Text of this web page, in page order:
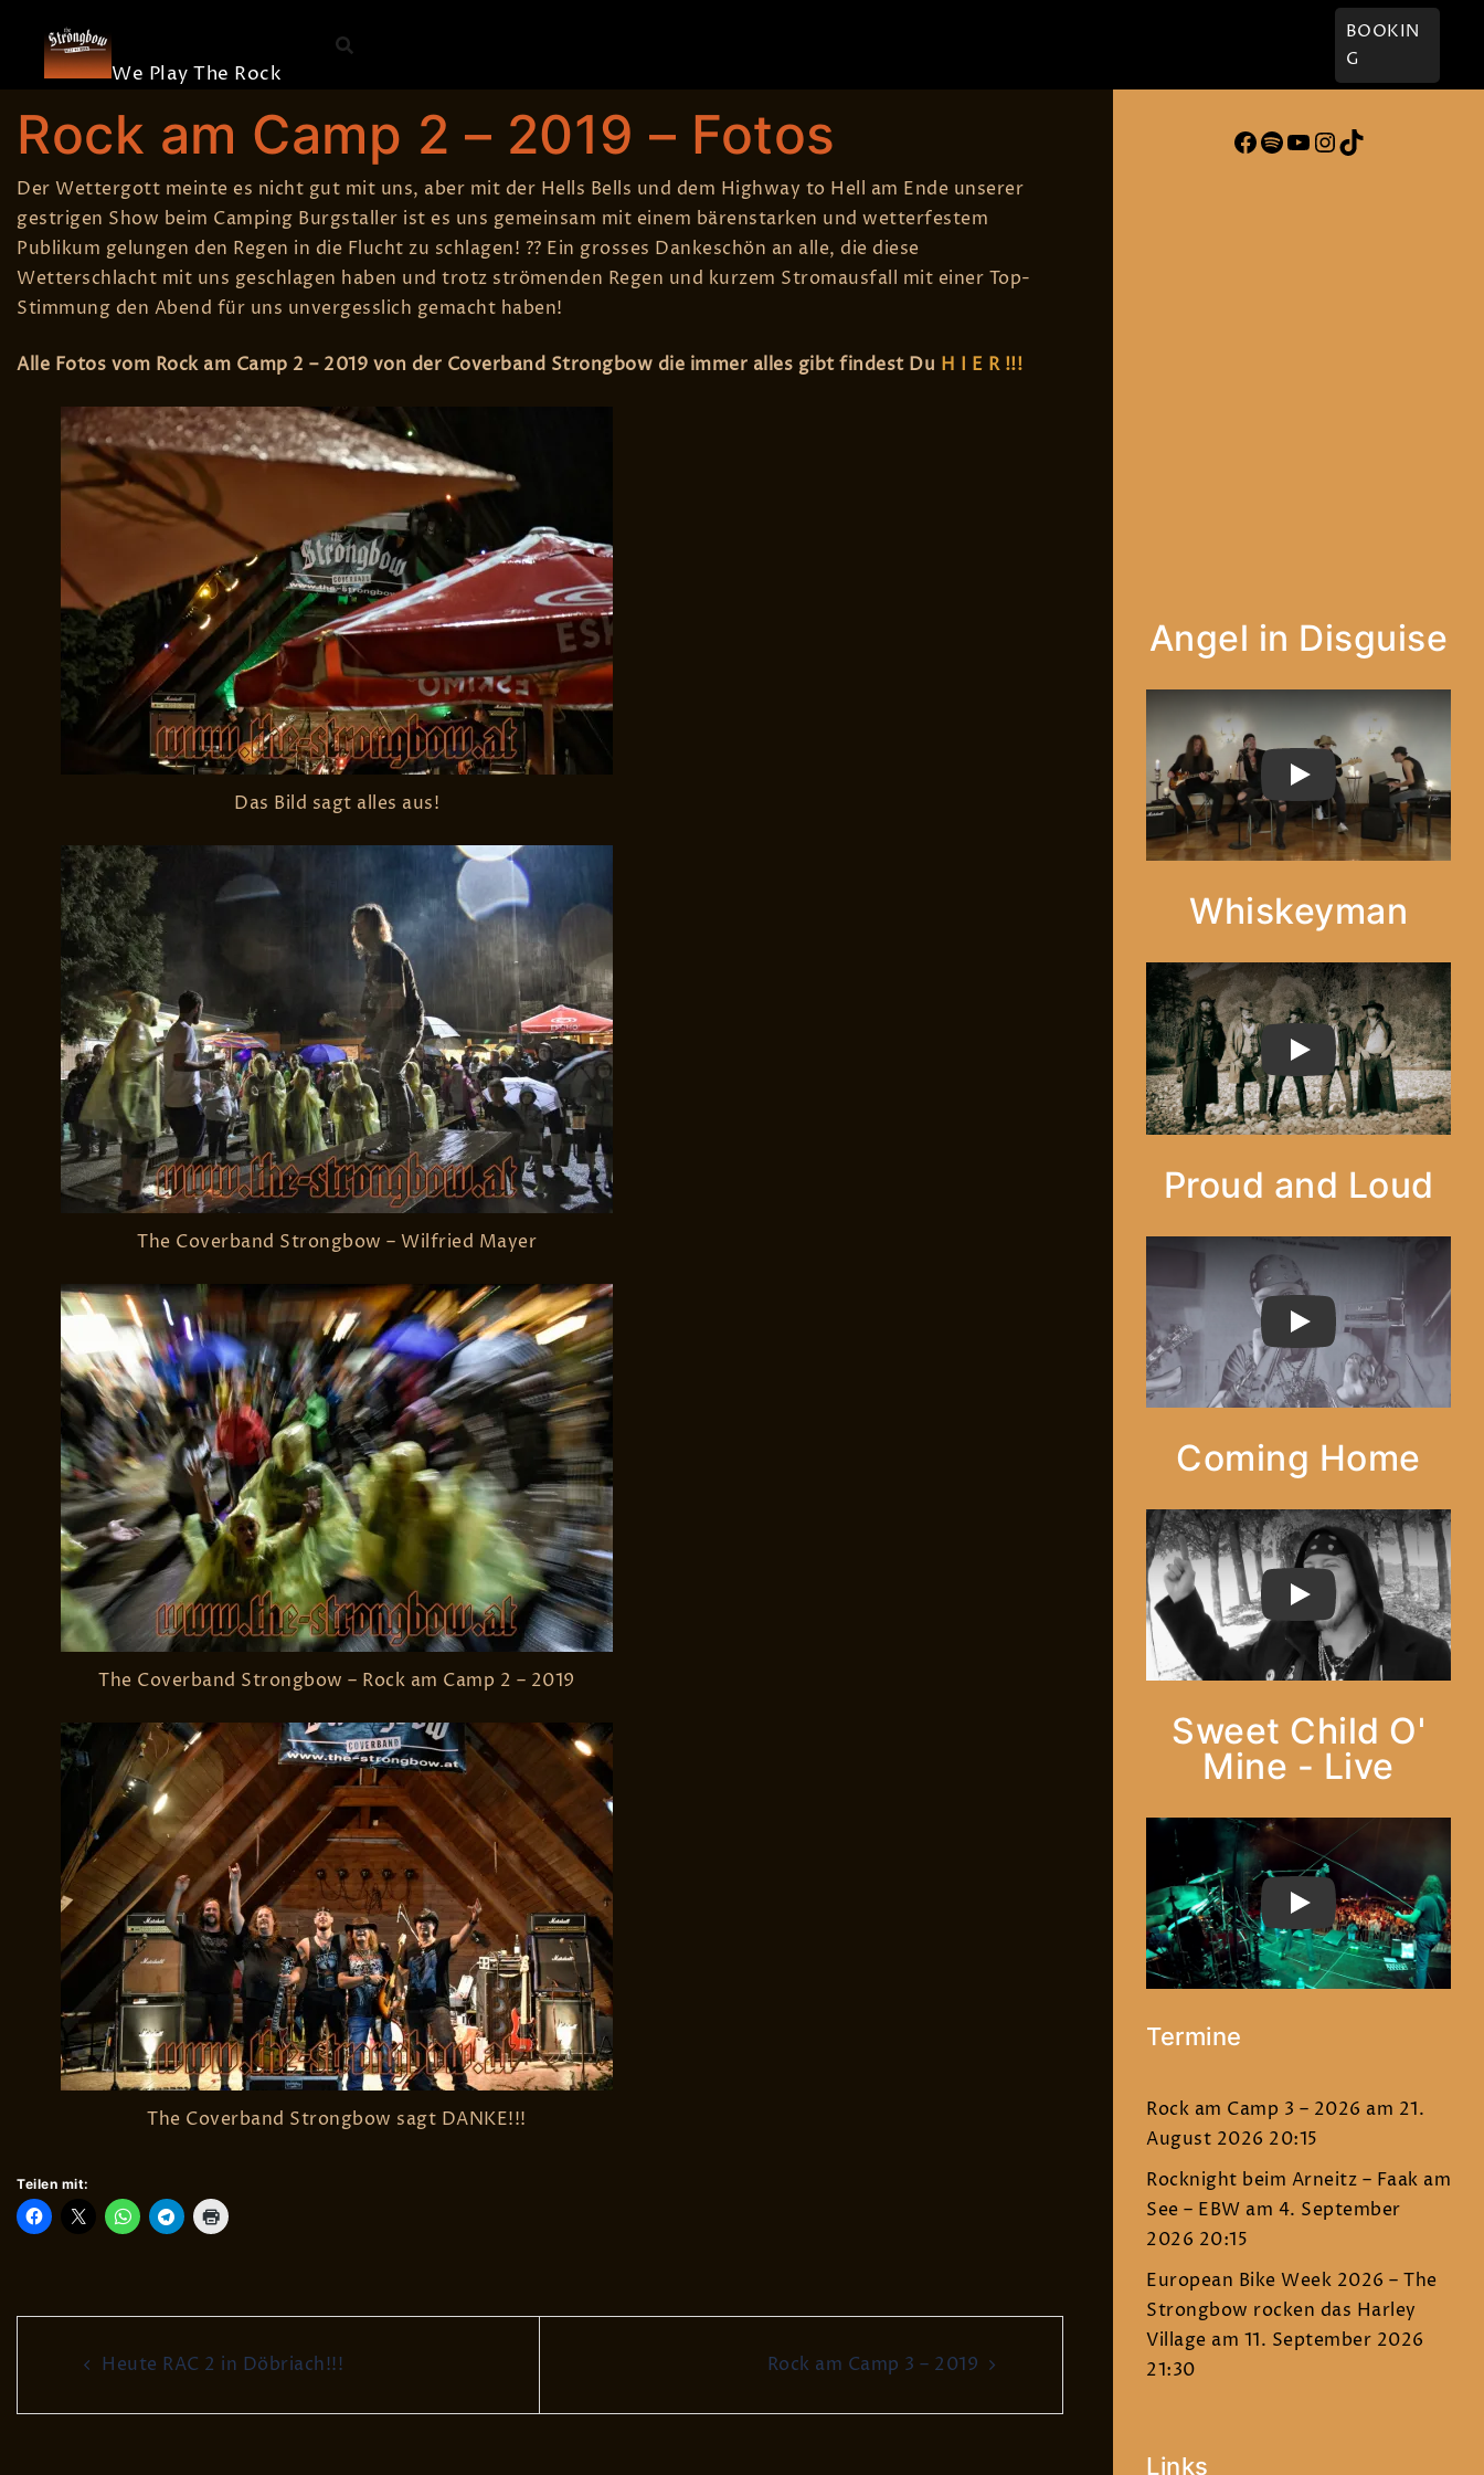
content
We Play The Rock
BOOKIN
G
STEFAN EGGER 27. JULI 2019
Rock am Camp 2 – 2019 – Fotos
Der Wettergott meinte es nicht gut mit uns, aber mit der Hells Bells und dem Highway to Hell am Ende unserer
gestrigen Show beim Camping Burgstaller ist es uns gemeinsam mit einem bärenstarken und wetterfestem
Publikum gelungen den Regen in die Flucht zu schlagen! ?? Ein grosses Dankeschön an alle, die diese
Wetterschlacht mit uns geschlagen haben und trotz strömenden Regen und kurzem Stromausfall mit einer Top-
Stimmung den Abend für uns unvergesslich gemacht haben!
Alle Fotos vom Rock am Camp 2 – 2019 von der Coverband Strongbow die immer alles gibt findest Du H I E R !!!
Das Bild sagt alles aus!
The Coverband Strongbow – Wilfried Mayer
The Coverband Strongbow – Rock am Camp 2 – 2019
The Coverband Strongbow sagt DANKE!!!
Teilen mit:
navigation
Heute RAC 2 in Döbriach!!! Rock am Camp 3 – 2019
Facebook
Spotify
YouTube
Instagram
TikTok
Angel in Disguise
PLAY
Whiskeyman
PLAY
Proud and Loud
PLAY
Coming Home
PLAY
Sweet Child O'
Mine - Live
PLAY
Termine
Rock am Camp 3 – 2026 am 21.
August 2026 20:15
Rocknight beim Arneitz – Faak am
See – EBW am 4. September
2026 20:15
European Bike Week 2026 – The
Strongbow rocken das Harley
Village am 11. September 2026
21:30
Links